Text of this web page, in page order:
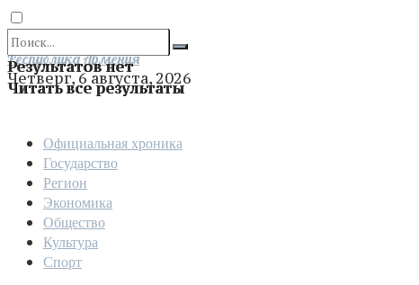
Результатов нет
Читать все результаты
Отправить
Республика Армения
Четверг, 6 августа, 2026
Официальная хроника
Государство
Регион
Экономика
Общество
Культура
Спорт